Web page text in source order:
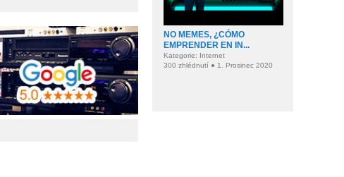
NO MEMES, ¿CÓMO
EMPRENDER EN IN...
Kategorie: Internet
300 zhlédnutí ● 1. Prosinec 2020